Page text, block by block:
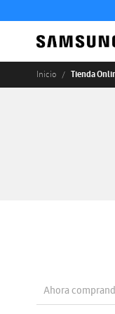
Inicio Tienda
Ahora